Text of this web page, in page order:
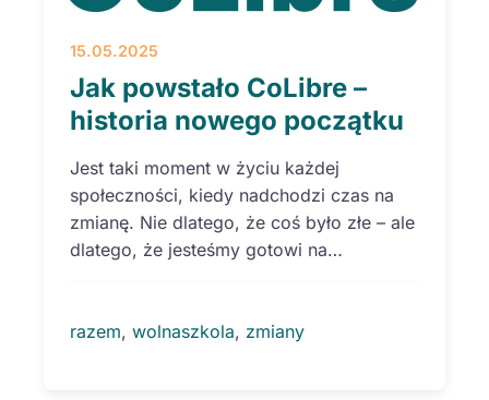
15.05.2025
Jak powstało CoLibre –
historia nowego początku
Jest taki moment w życiu każdej
społeczności, kiedy nadchodzi czas na
zmianę. Nie dlatego, że coś było złe – ale
dlatego, że jesteśmy gotowi na…
razem, wolnaszkola, zmiany